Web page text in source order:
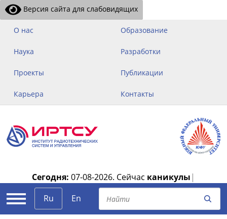
Версия сайта для слабовидящих
О нас Образование
Наука Разработки
Проекты Публикации
Карьера Контакты
Сегодня: 07-08-2026. Сейчас каникулы |
Ru
En